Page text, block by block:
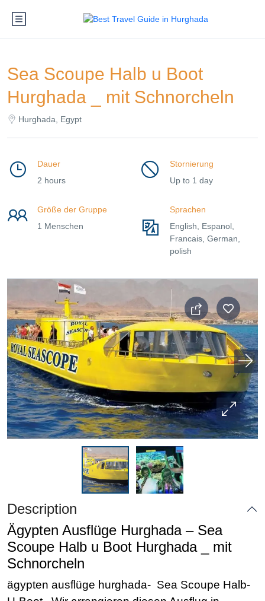
Sea Scoupe Halb u Boot
Hurghada _ mit Schnorcheln
Hurghada, Egypt
Dauer
2 hours
Stornierung
Up to 1 day
Größe der Gruppe
1 Menschen
Sprachen
English, Espanol,
Francais, German,
polish
Description
Ägypten Ausflüge Hurghada – Sea
Scoupe Halb u Boot Hurghada _ mit
Schnorcheln
ägypten ausflüge hurghada- Sea Scoupe Halb-